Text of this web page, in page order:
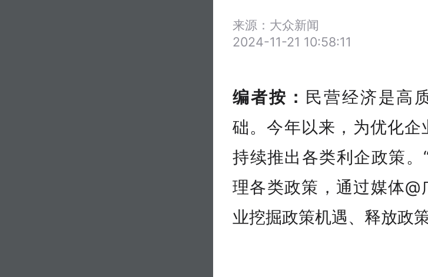
来源：大众新闻
2024-11-21 10:58:11
编者按： 民营经济是高
础。今年以来，为优化企
持续推出各类利企政策。
理各类政策，通过媒体@
业挖掘政策机遇、释放政策